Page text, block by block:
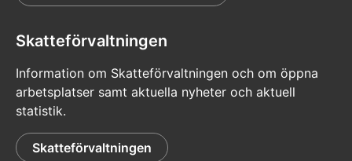
Skatteförvaltningen
Information om Skatteförvaltningen och om öppna
arbetsplatser samt aktuella nyheter och aktuell
statistik.
Skatteförvaltningen